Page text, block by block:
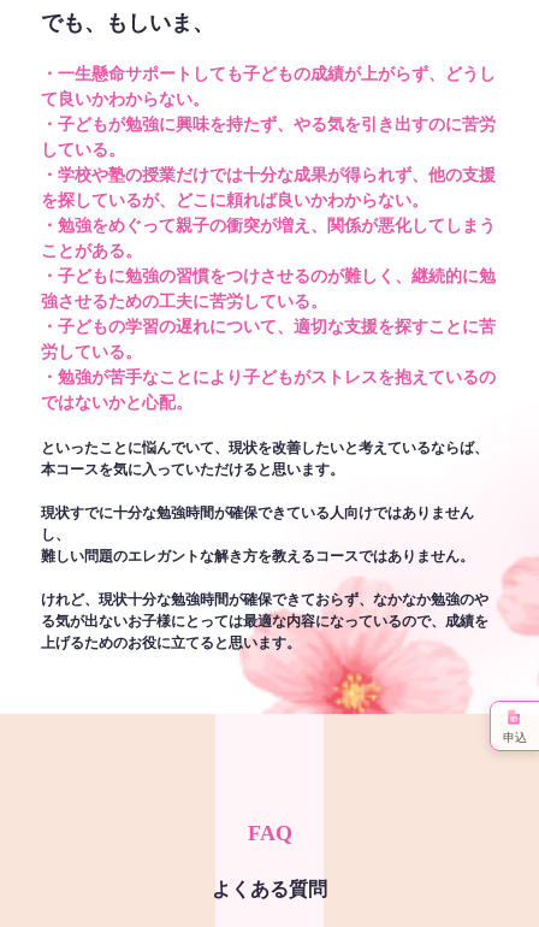
でも、もしいま、
・一生懸命サポートしても子どもの成績が上がらず、どうし
て良いかわからない。
・子どもが勉強に興味を持たず、やる気を引き出すのに苦労
している。
・学校や塾の授業だけでは十分な成果が得られず、他の支援
を探しているが、どこに頼れば良いかわからない。
・勉強をめぐって親子の衝突が増え、関係が悪化してしまう
ことがある。
・子どもに勉強の習慣をつけさせるのが難しく、継続的に勉
強させるための工夫に苦労している。
・子どもの学習の遅れについて、適切な支援を探すことに苦
労している。
・勉強が苦手なことにより子どもがストレスを抱えているの
ではないかと心配。
といったことに悩んでいて、現状を改善したいと考えているならば、
本コースを気に入っていただけると思います。
現状すでに十分な勉強時間が確保できている人向けではありません
し、
難しい問題のエレガントな解き方を教えるコースではありません。
けれど、現状十分な勉強時間が確保できておらず、なかなか勉強のや
る気が出ないお子様にとっては最適な内容になっているので、成績を
上げるためのお役に立てると思います。
FAQ
よくある質問
申込